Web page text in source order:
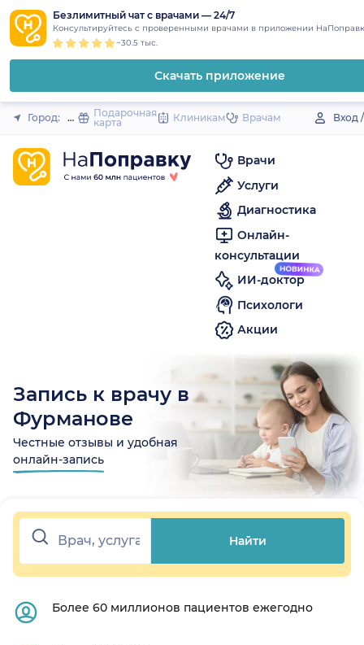
to
content
Безлимитный чат с врачами — 24/7
Консультируйтесь с проверенными врачами в приложении
~30.5 тыс.
Скачать приложение
Закрыть
Город: ФурмановПодарочная
карта
Клиникам Врачам Вход
Врачи
Услуги
Диагностика
Онлайн-
консультации
ИИ-доктор
Психологи
Акции
Запись к врачу в
Фурманове
Честные отзывы и удобная
онлайн-запись
Найти
Более 60 миллионов пациентов ежегодно